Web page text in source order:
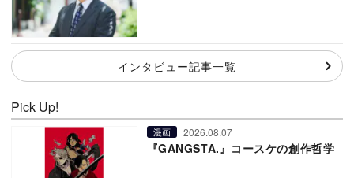
インタビュー記事一覧
Pick Up!
漫画 2026.08.07
『GANGSTA.』コースケの創作哲学